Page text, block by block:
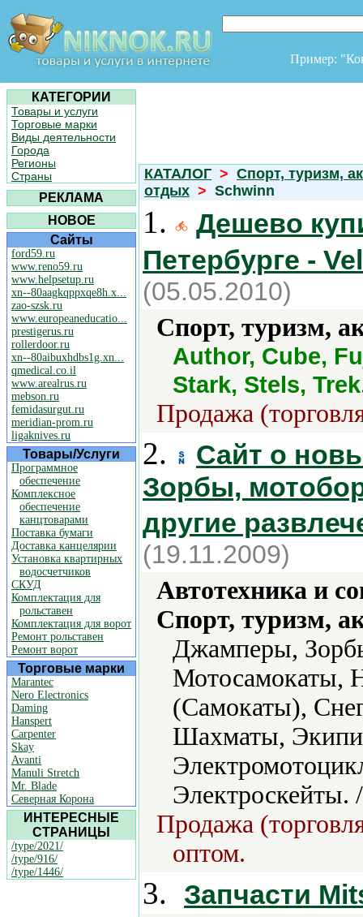
Пример:
КАТЕГОРИИ
Товары и услуги
Торговые марки
Виды деятельности
Города
Регионы
Страны
РЕКЛАМА
НОВОЕ
Сайты
ford59.ru
www.reno59.ru
www.helpsetup.ru
xn--80aagkqppxqe8h.x...
zao-szsk.ru
www.europeaneducatio...
prestigerus.ru
rollerdoor.ru
xn--80aibuxhdbs1g.xn...
qmedical.co.il
www.arealrus.ru
mebson.ru
femidasurgut.ru
meridian-prom.ru
ligaknives.ru
Товары/Услуги
Программное
обеспечение
Комплексное
обеспечение
канцтоварами
Поставка бумаги
Доставка канцелярии
Установка квартирных
водосчетчиков
СКУД
Комплектация для
рольставен
Комплектация для ворот
Ремонт рольставен
Ремонт ворот
Торговые марки
Marantec
Nero Electronics
Daming
Hanspert
Carpenter
Skay
Avanti
Manuli Stretch
Mr. Blade
Северная Корона
ИНТЕРЕСНЫЕ
СТРАНИЦЫ
/type/2021/
/type/916/
/type/1446/
КАТАЛОГ > Спорт, туризм,
отдых > Schwinn
1.
Дешево
Петербурге -
(05.05.2010)
Спорт, туризм,
Author, Cube,
Stark, Stels, Trek
Продажа
2.
Сайт о
Зорбы,
другие
(19.11.2009)
Автотехника и
Спорт, туризм,
Джамперы,
Мотосамокаты,
(Самокаты),
Шахматы,
Электроскейты.
Продажа
оптом.
3. Запчасти